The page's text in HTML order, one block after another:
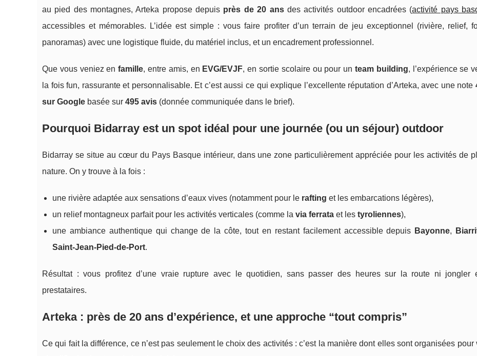
au pied des montagnes, Arteka propose depuis près de 20 ansdes activités outdoor encadrées (activité pays
accessibles et mémorables. L’idée est simple : vous faire profiter d’un terrain de jeu exceptionnel (rivière, relief,
panoramas) avec une logistique fluide, du matériel inclus, et un encadrement professionnel.
Que vous veniez enfamille, entre amis, en EVG/EVJF, en sortie scolaire ou pour unteam building, l’expérience se
la fois fun, rassurante et personnalisable. Et c’est aussi ce qui explique l’excellente réputation d’Arteka, avec une note
sur Google basée sur 495 avis (donnée communiquée dans le brief).
Pourquoi Bidarray est un spot idéal pour une journée (ou un séjour) outdoor
Bidarray se situe au cœur du Pays Basque intérieur, dans une zone particulièrement appréciée pour les activités de
nature. On y trouve à la fois :
une rivière adaptée aux sensations d’eaux vives (notamment pour le rafting et les embarcations légères),
un relief montagneux parfait pour les activités verticales (comme la via ferrata et les tyroliennes),
une ambiance authentique qui change de la côte, tout en restant facilement accessible depuis Bayonne,
Saint-Jean-Pied-de-Port.
Résultat : vous profitez d’une vraie rupture avec le quotidien, sans passer des heures sur la route ni jongler
prestataires.
Arteka : près de 20 ans d’expérience, et une approche “tout compris”
Ce qui fait la différence, ce n’est pas seulement le choix des activités : c’est la manière dont elles sont organisées pour